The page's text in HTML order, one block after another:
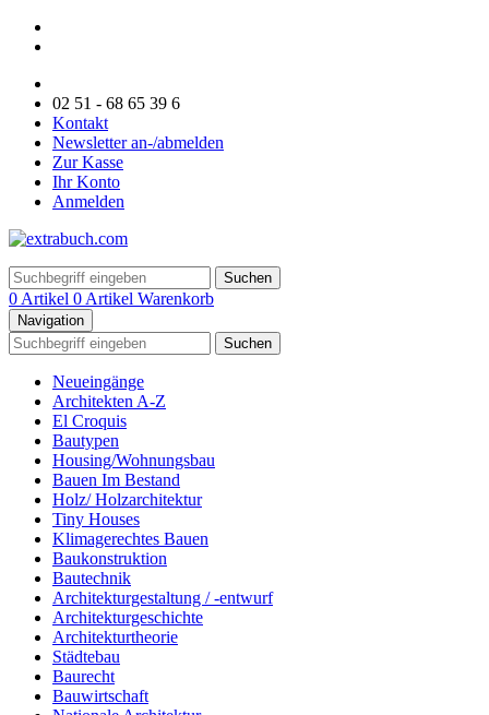
02 51 - 68 65 39 6
Kontakt
Newsletter an-/abmelden
Zur Kasse
Ihr Konto
Anmelden
Suchen
0 Artikel 0 Artikel Warenkorb
Navigation
Suchen
Neueingänge
Architekten A-Z
El Croquis
Bautypen
Housing/Wohnungsbau
Bauen Im Bestand
Holz/ Holzarchitektur
Tiny Houses
Klimagerechtes Bauen
Baukonstruktion
Bautechnik
Architekturgestaltung / -entwurf
Architekturgeschichte
Architekturtheorie
Städtebau
Baurecht
Bauwirtschaft